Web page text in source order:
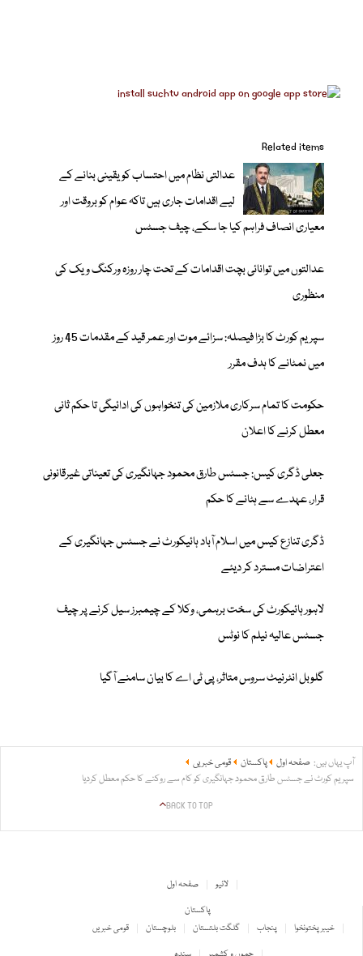
Related items
عدالتی نظام میں احتساب کو یقینی بنانے کے
لیے اقدامات جاری ہیں تاکہ عوام کو بروقت اور
معیاری انصاف فراہم کیا جا سکے، چیف جسٹس
عدالتوں میں توانائی بچت اقدامات کے تحت چار روزہ ورکنگ ویک کی
منظوری
سپریم کورٹ کا بڑا فیصلہ: سزائے موت اور عمر قید کے مقدمات 45 روز
میں نمٹانے کا ہدف مقرر
حکومت کا تمام سرکاری ملازمین کی تنخواہوں کی ادائیگی تا حکم ثانی
معطل کرنے کا اعلان
جعلی ڈگری کیس: جسٹس طارق محمود جہانگیری کی تعیناتی غیرقانونی
قرار، عہدے سے ہٹانے کا حکم
ڈگری تنازع کیس میں اسلام آباد ہائیکورٹ نے جسٹس جہانگیری کے
اعتراضات مسترد کر دیئے
لاہور ہائیکورٹ کی سخت برہمی، وکلا کے چیمبرز سیل کرنے پر چیف
جسٹس عالیہ نیلم کا نوٹس
گلوبل انٹرنیٹ سروس متاثر، پی ٹی اے کا بیان سامنے آگیا
آپ یہاں ہیں: صفحہ اول پاکستان
قومی خبریں
سپریم کورٹ نے جسٹس طارق محمود جہانگیری کو کام سے روکنے کا حکم معطل کردیا
BACK TO TOP
صفحہ اول
لائیو
پاکستان
قومی خبریں
بلوچستان گلگت بلتستان پنجاب
خیبر پختونخوا